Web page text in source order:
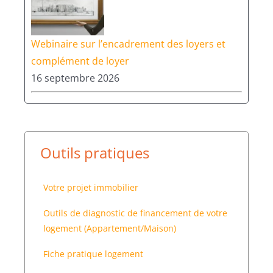
Webinaire sur l’encadrement des loyers et
complément de loyer
16 septembre 2026
Outils pratiques
Votre projet immobilier
Outils de diagnostic de financement de votre
logement (Appartement/Maison)
Fiche pratique logement